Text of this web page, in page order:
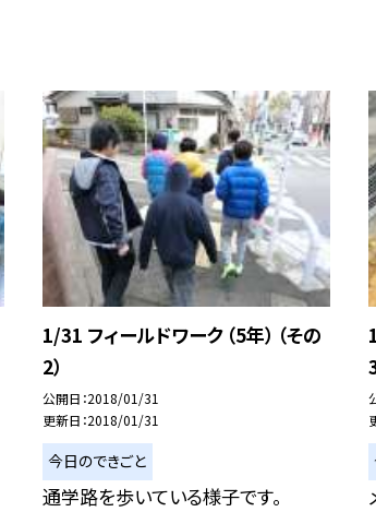
1/31 フィールドワーク （5年） （その
2）
公開日 2018/01/31
更新日 2018/01/31
今日のできごと
通学路を歩いている様子です。